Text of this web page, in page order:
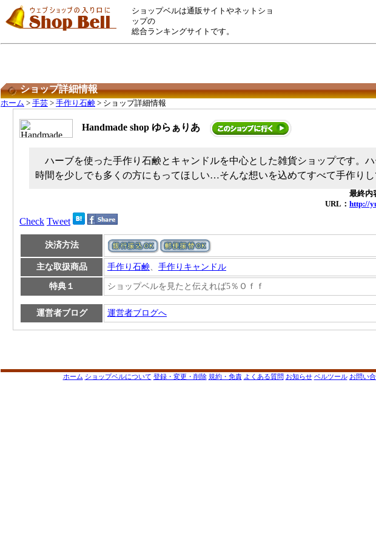
ショップベルは通販サイトやネットショ
ップの
総合ランキングサイトです。
ショップ詳細情報
ホーム > 手芸 > 手作り石鹸 > ショップ詳細情報
Handmade shop ゆらぁりあ
ハーブを使った手作り石鹸とキャンドルを中心とした雑貨ショップです。
時間を少しでも多くの方にもってほしい…そんな想いを込めてすべて手作りし
最終内
URL： http://
Check Tweet
決済方法
主な取扱商品 手作り石鹸、 手作りキャンドル
特典１ ショップベルを見たと伝えれば5％Ｏｆｆ
運営者ブログ 運営者ブログへ
ホーム ショップベルについて 登録・変更・削除 規約・免責 よくある質問 お知らせ ベルツール お問い